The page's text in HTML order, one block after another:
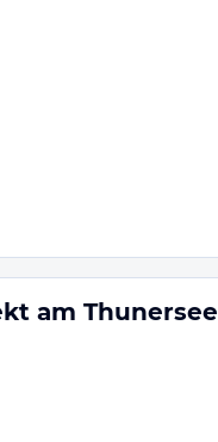
am Thunersee